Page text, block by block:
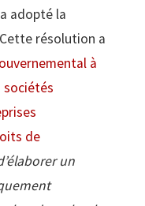
adopté la
résolution a
à
sociétés
de
un